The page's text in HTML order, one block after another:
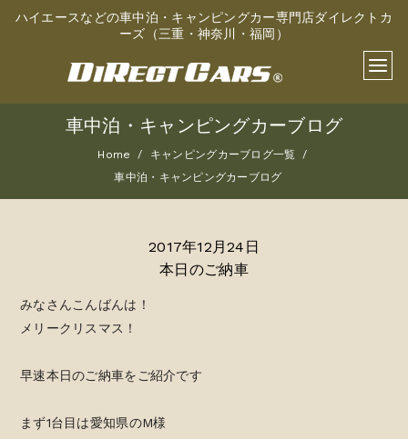
ハイエースなどの車中泊・キャンピングカー専門店ダイレクトカ
ーズ（三重・神奈川・福岡）
車中泊・キャンピングカーブログ
Home
キャンピングカーブログ一覧
車中泊・キャンピングカーブログ
2017年12月24日
本日のご納車
みなさんこんばんは！
メリークリスマス！
早速本日のご納車をご紹介です
まず1台目は愛知県のM様